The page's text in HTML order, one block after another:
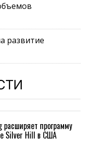
развитие
программу
Silver Hill в США